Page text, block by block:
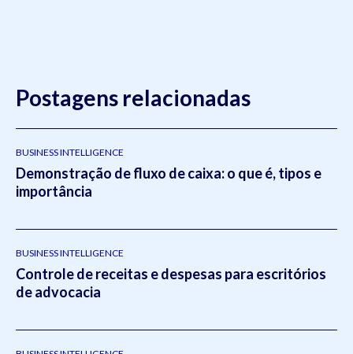
Postagens relacionadas
BUSINESS INTELLIGENCE
Demonstração de fluxo de caixa: o que é, tipos e
importância
BUSINESS INTELLIGENCE
Controle de receitas e despesas para escritórios
de advocacia